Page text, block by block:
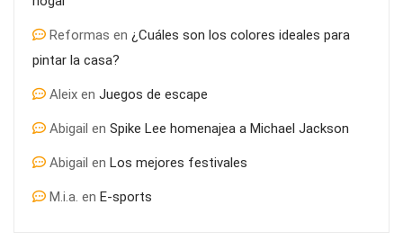
Reformas en ¿Cuáles son los colores ideales para
pintar la casa?
Aleix en Juegos de escape
Abigail en Spike Lee homenajea a Michael Jackson
Abigail en Los mejores festivales
M.i.a. en E-sports